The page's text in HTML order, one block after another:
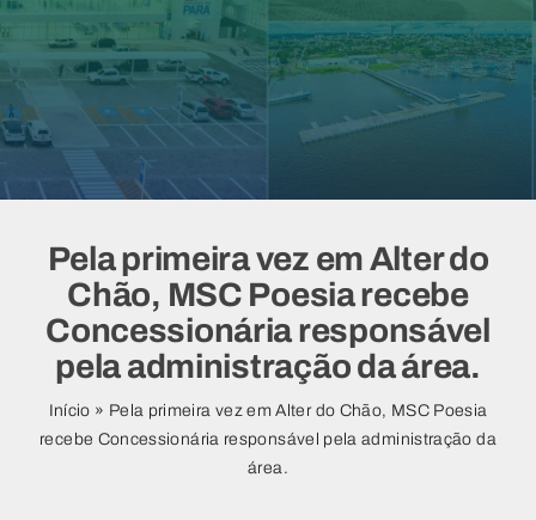
Pela primeira vez em Alter do
Chão, MSC Poesia recebe
Concessionária responsável
pela administração da área.
Início » Pela primeira vez em Alter do Chão, MSC Poesia
recebe Concessionária responsável pela administração da
área.